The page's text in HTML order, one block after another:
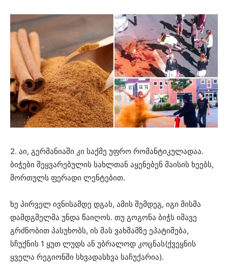
2. აი, გერმანიაში კი საქმე უფრო რომანტიკულადაა.
ბიჭები შეყვარებულის სახლთან აყენებენ მაისის ხეებს,
მორთულს ფერადი ლენტებით.
ხე პირველ ივნისამდე დგას, ამის შემდეგ, იგი მისმა
დამდგმელმა უნდა წაიღოს. თუ გოგონა ბიჭს იმავე
გრძნობით პასუხობს, ის მას ვახშამზე ეპატიშება,
სჩუქნის 1 ყუთ ლუდს ან უბრალოდ კოცნას(ქვეყნის
ყველა რეგიონში სხვადასხვა საჩუქარია).